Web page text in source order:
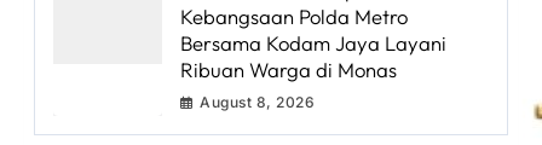
Kebangsaan Polda Metro
Bersama Kodam Jaya Layani
Ribuan Warga di Monas
August 8, 2026